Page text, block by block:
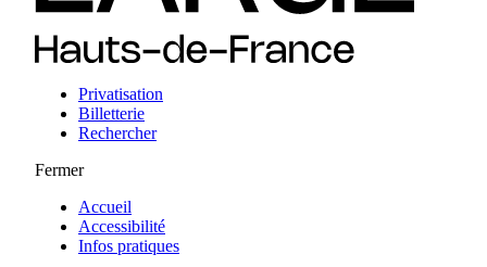
Privatisation
Billetterie
Rechercher
Fermer
Accueil
Accessibilité
Infos pratiques